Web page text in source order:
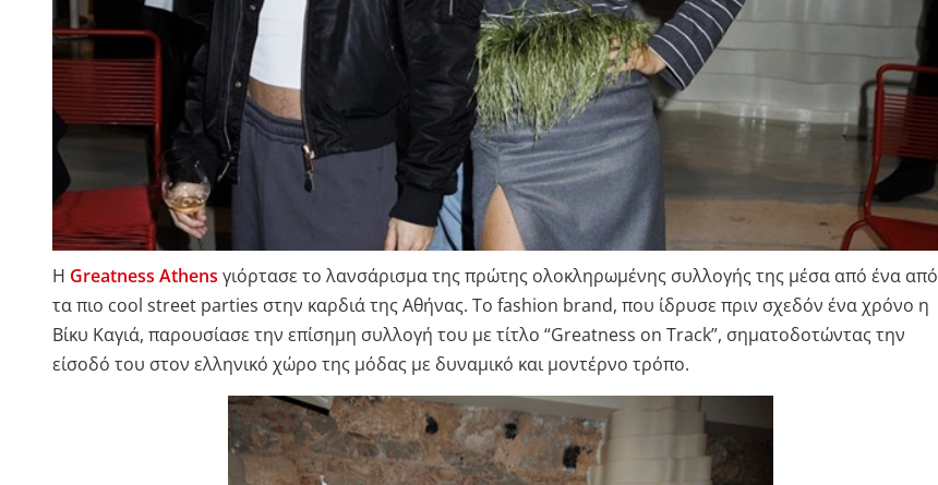
Η Greatness Athens γιόρτασε το λανσάρισμα της πρώτης ολοκληρωμένης συλλογής της μέσα από ένα από
τα πιο cool street parties στην καρδιά της Αθήνας. Το fashion brand, που ίδρυσε πριν σχεδόν ένα χρόνο η
Βίκυ Καγιά, παρουσίασε την επίσημη συλλογή του με τίτλο “Greatness on Track”, σηματοδοτώντας την
είσοδό του στον ελληνικό χώρο της μόδας με δυναμικό και μοντέρνο τρόπο.